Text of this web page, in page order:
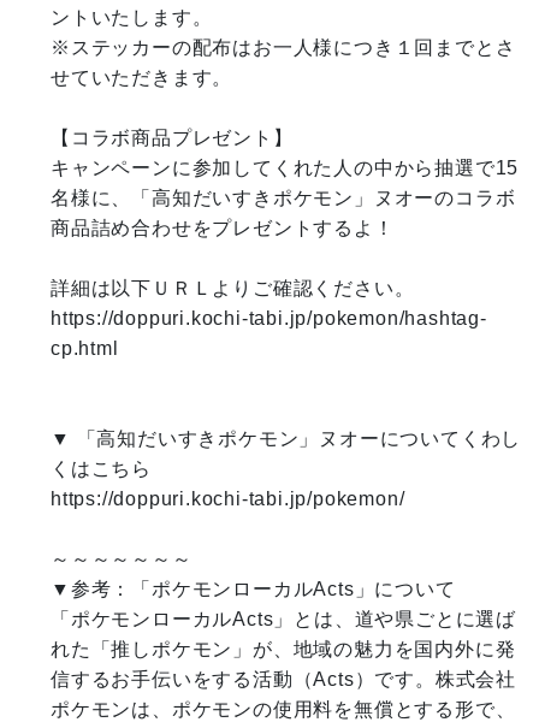
ントいたします。
※ステッカーの配布はお一人様につき１回までとさ
せていただきます。
【コラボ商品プレゼント】
キャンペーンに参加してくれた人の中から抽選で15
名様に、「高知だいすきポケモン」ヌオーのコラボ
商品詰め合わせをプレゼントするよ！
詳細は以下ＵＲＬよりご確認ください。
https://doppuri.kochi-tabi.jp/pokemon/hashtag-
cp.html
▼ 「高知だいすきポケモン」ヌオーについてくわし
くはこちら
https://doppuri.kochi-tabi.jp/pokemon/
～～～～～～～
▼参考：「ポケモンローカルActs」について
「ポケモンローカルActs」とは、道や県ごとに選ば
れた「推しポケモン」が、地域の魅力を国内外に発
信するお手伝いをする活動（Acts）です。株式会社
ポケモンは、ポケモンの使用料を無償とする形で、